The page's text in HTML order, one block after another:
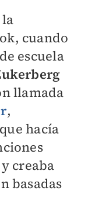
cuando
escuela
llamada
,
hacía
creaba
basadas